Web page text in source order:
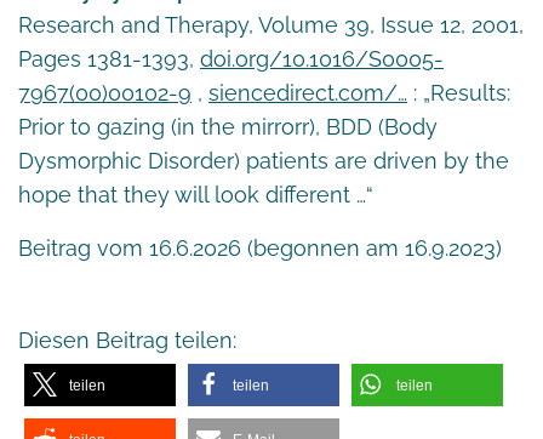
Research and Therapy, Volume 39, Issue 12, 2001,
Pages 1381-1393, doi.org/10.1016/S0005-
7967(00)00102-9 , siencedirect.com/… : „Results:
Prior to gazing (in the mirrorr), BDD (Body
Dysmorphic Disorder) patients are driven by the
hope that they will look different …“
Beitrag vom 16.6.2026 (begonnen am 16.9.2023)
Diesen Beitrag teilen:
teilen teilen teilen